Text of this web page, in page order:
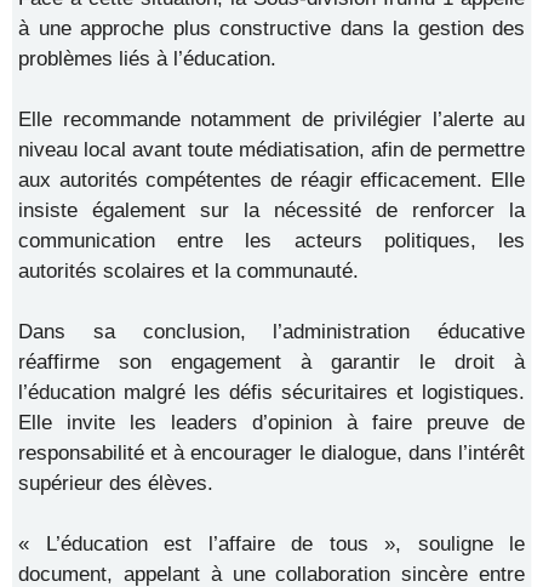
à une approche plus constructive dans la gestion des
problèmes liés à l’éducation.
Elle recommande notamment de privilégier l’alerte au
niveau local avant toute médiatisation, afin de permettre
aux autorités compétentes de réagir efficacement. Elle
insiste également sur la nécessité de renforcer la
communication entre les acteurs politiques, les
autorités scolaires et la communauté.
Dans sa conclusion, l’administration éducative
réaffirme son engagement à garantir le droit à
l’éducation malgré les défis sécuritaires et logistiques.
Elle invite les leaders d’opinion à faire preuve de
responsabilité et à encourager le dialogue, dans l’intérêt
supérieur des élèves.
« L’éducation est l’affaire de tous », souligne le
document, appelant à une collaboration sincère entre